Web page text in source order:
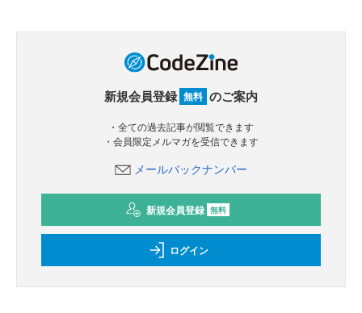
新規会員登録 無料 のご案内
・全ての過去記事が閲覧できます
・会員限定メルマガを受信できます
メールバックナンバー
新規会員登録 無料
ログイン